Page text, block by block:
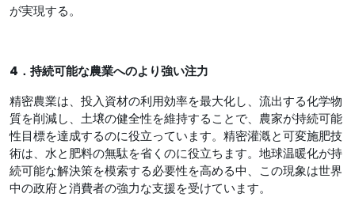
が実現する。
4．持続可能な農業へのより強い注力
精密農業は、投入資材の利用効率を最大化し、流出する化学物
質を削減し、土壌の健全性を維持することで、農家が持続可能
性目標を達成するのに役立っています。精密灌漑と可変施肥技
術は、水と肥料の無駄を省くのに役立ちます。地球温暖化が持
続可能な解決策を模索する必要性を高める中、この現象は世界
中の政府と消費者の強力な支援を受けています。